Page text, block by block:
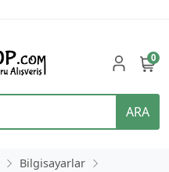
ARA
0
Bilgisayarlar